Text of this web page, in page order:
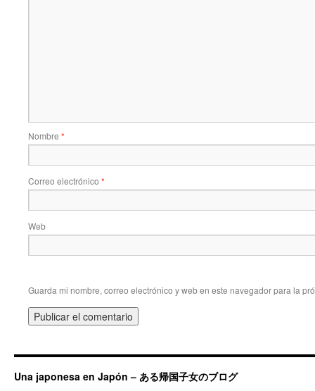
Nombre *
Correo electrónico *
Web
Guarda mi nombre, correo electrónico y web en este navegador para la
Una japonesa en Japón – ある帰国子女のブログ